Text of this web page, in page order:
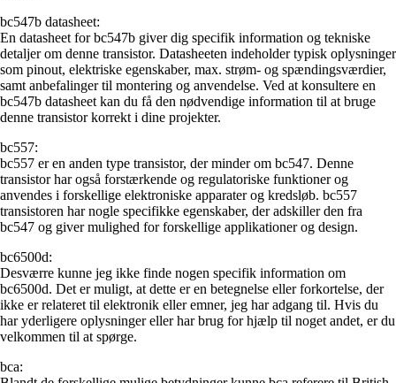
bc547b datasheet:
En datasheet for bc547b giver dig specifik information og tekniske
detaljer om denne transistor. Datasheeten indeholder typisk oplysninger
som pinout, elektriske egenskaber, max. strøm- og spændingsværdier,
samt anbefalinger til montering og anvendelse. Ved at konsultere en
bc547b datasheet kan du få den nødvendige information til at bruge
denne transistor korrekt i dine projekter.
bc557:
bc557 er en anden type transistor, der minder om bc547. Denne
transistor har også forstærkende og regulatoriske funktioner og
anvendes i forskellige elektroniske apparater og kredsløb. bc557
transistoren har nogle specifikke egenskaber, der adskiller den fra
bc547 og giver mulighed for forskellige applikationer og design.
bc6500d:
Desværre kunne jeg ikke finde nogen specifik information om
bc6500d. Det er muligt, at dette er en betegnelse eller forkortelse, der
ikke er relateret til elektronik eller emner, jeg har adgang til. Hvis du
har yderligere oplysninger eller har brug for hjælp til noget andet, er du
velkommen til at spørge.
bca: